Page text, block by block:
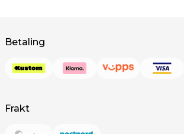
Betaling
Frakt